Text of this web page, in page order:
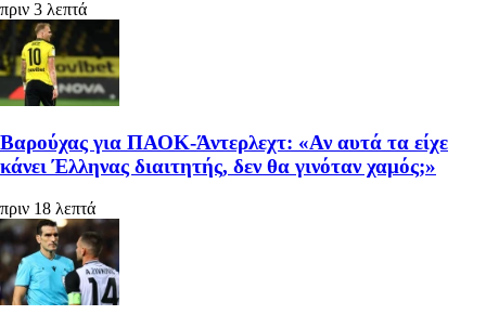
πριν 3 λεπτά
Βαρούχας για ΠΑΟΚ-Άντερλεχτ: «Αν αυτά τα είχε
κάνει Έλληνας διαιτητής, δεν θα γινόταν χαμός;»
πριν 18 λεπτά